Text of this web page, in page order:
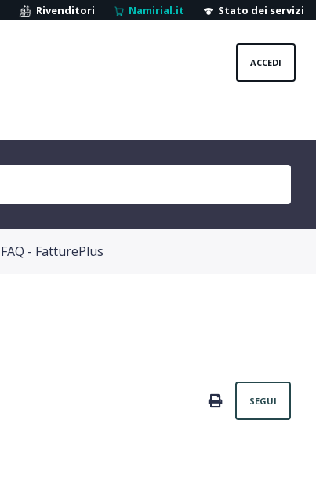
Rivenditori Namirial.it Stato dei servizi
ACCEDI
FAQ - FatturePlus
PRINT
SEGUI